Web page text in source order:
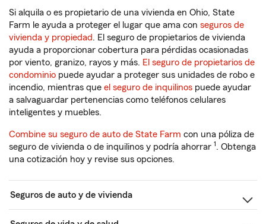
Si alquila o es propietario de una vivienda en Ohio, State
Farm le ayuda a proteger el lugar que ama con seguros de
vivienda y propiedad. El seguro de propietarios de vivienda
ayuda a proporcionar cobertura para pérdidas ocasionadas
por viento, granizo, rayos y más. El seguro de propietarios de
condominio puede ayudar a proteger sus unidades de robo e
incendio, mientras que el seguro de inquilinos puede ayudar
a salvaguardar pertenencias como teléfonos celulares
inteligentes y muebles.
Combine su seguro de auto de State Farm con una póliza de
seguro de vivienda o de inquilinos y podría ahorrar 1. Obtenga
una cotización hoy y revise sus opciones.
Seguros de auto y de vivienda